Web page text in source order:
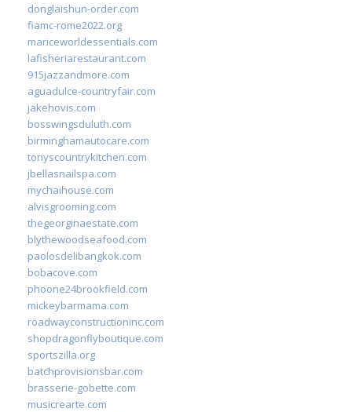
donglaishun-order.com
fiamc-rome2022.org
mariceworldessentials.com
lafisheriarestaurant.com
915jazzandmore.com
aguadulce-countryfair.com
jakehovis.com
bosswingsduluth.com
birminghamautocare.com
tonyscountrykitchen.com
jbellasnailspa.com
mychaihouse.com
alvisgrooming.com
thegeorginaestate.com
blythewoodseafood.com
paolosdelibangkok.com
bobacove.com
phoone24brookfield.com
mickeybarmama.com
roadwayconstructioninc.com
shopdragonflyboutique.com
sportszilla.org
batchprovisionsbar.com
brasserie-gobette.com
musicrearte.com